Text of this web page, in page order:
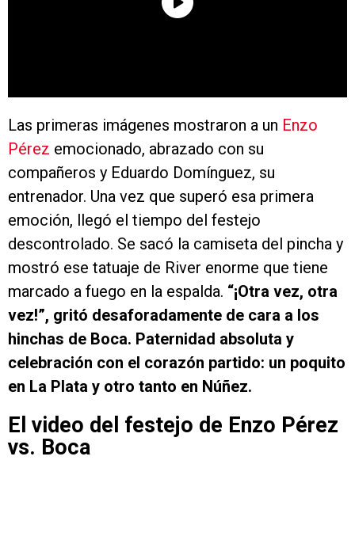
Las primeras imágenes mostraron a un Enzo
Pérez emocionado, abrazado con su
compañeros y Eduardo Domínguez, su
entrenador. Una vez que superó esa primera
emoción, llegó el tiempo del festejo
descontrolado. Se sacó la camiseta del pincha y
mostró ese tatuaje de River enorme que tiene
marcado a fuego en la espalda. “¡Otra vez, otra
vez!”, gritó desaforadamente de cara a los
hinchas de Boca. Paternidad absoluta y
celebración con el corazón partido: un poquito
en La Plata y otro tanto en Núñez.
El video del festejo de Enzo Pérez
vs. Boca